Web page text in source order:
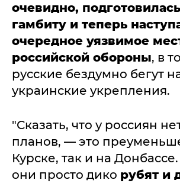
очевидно,
гамбиту и теперь
очередное уязвимое
российской обороны, в
русские бездумно бегут
украинские укрепления.
"Сказать, что у россиян
планов, — это
Курске, так и на
они просто дико рубят и